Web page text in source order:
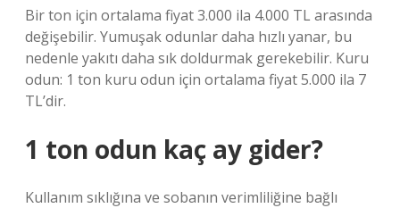
Bir ton için ortalama fiyat 3.000 ila 4.000 TL arasında
değişebilir. Yumuşak odunlar daha hızlı yanar, bu
nedenle yakıtı daha sık doldurmak gerekebilir. Kuru
odun: 1 ton kuru odun için ortalama fiyat 5.000 ila 7
TL’dir.
1 ton odun kaç ay gider?
Kullanım sıklığına ve sobanın verimliliğine bağlı